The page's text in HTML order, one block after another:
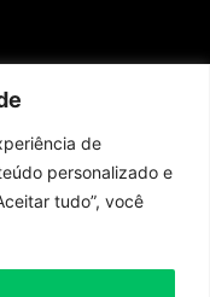
de
personalizado e
tudo”, você